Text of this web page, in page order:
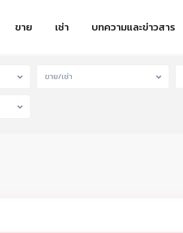
ขาย เช่า บทความและข่าวสาร
ขาย/เช่า